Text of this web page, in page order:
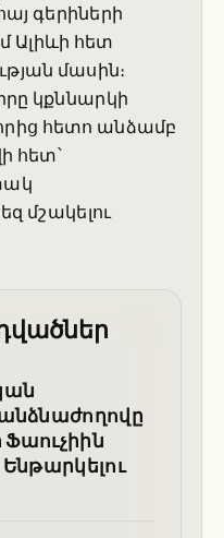
գերիների
Ալիևի հետ
մասին։
կքննարկի
հետո անձամբ
հետ՝
մշակելու
Ֆաուչիին